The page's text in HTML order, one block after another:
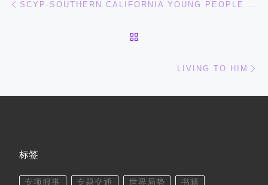
LIVING TO HIM
标签
专项服事 专题交通 世界局势 书籍